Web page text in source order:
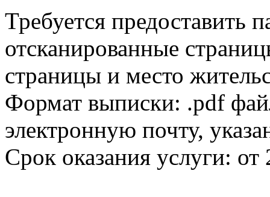
Требуется предоставить
отсканированные
страницы и место
Формат выписки: .pdf
электронную почту,
Срок оказания услуги: от